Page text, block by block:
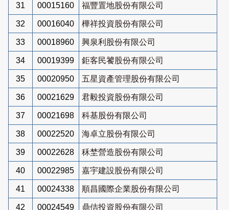
31 00015160 福豐置地股份有限公司
32 00016040 樺祥投資股份有限公司
33 00018960 興泉利股份有限公司
34 00019399 鉅客民饕股份有限公司
35 00020950 五星資產管理股份有限公司
36 00021629 君毅投資股份有限公司
37 00021698 科基股份有限公司
38 00022520 海卓立股份有限公司
39 00022628 秝埜營造股份有限公司
40 00022985 嘉宇建設股份有限公司
41 00024338 順昌國際企業股份有限公司
42 00024549 鼎佶投資股份有限公司